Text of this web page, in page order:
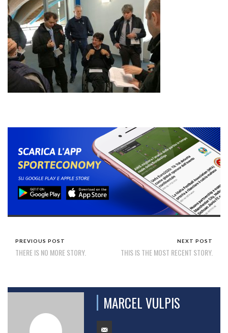
PREVIOUS POST
THERE IS NO MORE STORY.
NEXT POST
THIS IS THE MOST RECENT STORY.
MARCEL VULPIS